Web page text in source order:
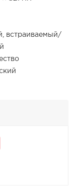
встраиваемый/